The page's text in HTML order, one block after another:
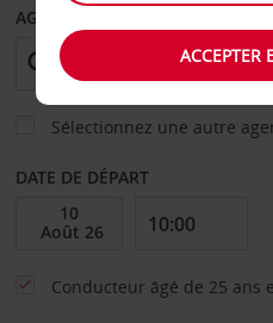
AGENCE DE DÉPART
Sélectionnez une autre
DATE DE DÉPART
Conducteur âgé de 25 ans
ACCEPTER